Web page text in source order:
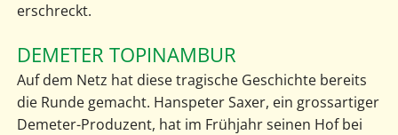
erschreckt.
DEMETER TOPINAMBUR
Auf dem Netz hat diese tragische Geschichte bereits
die Runde gemacht. Hanspeter Saxer, ein grossartiger
Demeter-Produzent, hat im Frühjahr seinen Hof bei